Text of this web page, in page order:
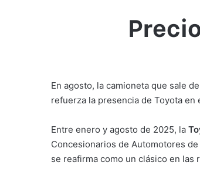
En agosto, la camioneta que sale
refuerza la presencia de Toyota en
Entre enero y agosto de 2025, la
Concesionarios de Automotores
se reafirma como un clásico en las